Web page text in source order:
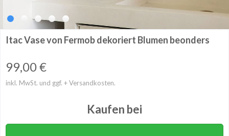
Itac Vase von Fermob dekoriert Blumen beonders
99,00€
inkl. MwSt. und ggf. + Versandkosten.
Kaufen bei